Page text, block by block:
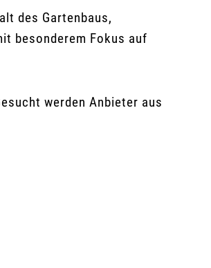
des Gartenbaus,
besonderem Fokus auf
werden Anbieter aus